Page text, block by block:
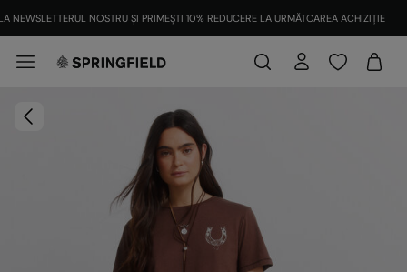
NEWSLETTERUL NOSTRU ȘI PRIMEȘTI 10% REDUCERE LA URMĂTOAREA ACHIZIȚIE